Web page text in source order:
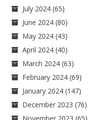
July 2024 (65)
June 2024 (80)
May 2024 (43)
April 2024 (40)
March 2024 (63)
February 2024 (69)
January 2024 (147)
December 2023 (76)